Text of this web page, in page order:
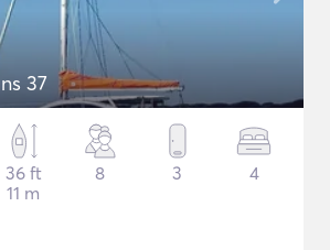
37
36 ft
11 m
8 3 4